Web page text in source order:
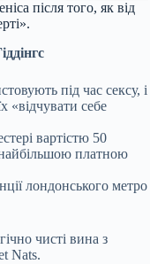
після того, як від
під час сексу, і
«відчувати себе
вартістю 50
найбільшою платною
лондонського метро
чисті вина з
Nats.